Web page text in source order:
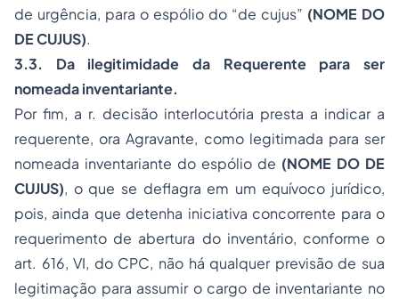
de urgência, para o espólio do “de cujus” (NOME DO
DE CUJUS).
3.3. Da ilegitimidade da Requerente para ser
nomeada inventariante.
Por fim, a r. decisão interlocutória presta a indicar a
requerente, ora Agravante, como legitimada para ser
nomeada inventariante do espólio de (NOME DO DE
CUJUS), o que se deflagra em um equívoco jurídico,
pois, ainda que detenha iniciativa concorrente para o
requerimento de abertura do inventário, conforme o
art. 616, VI, do CPC, não há qualquer previsão de sua
legitimação para assumir o cargo de inventariante no